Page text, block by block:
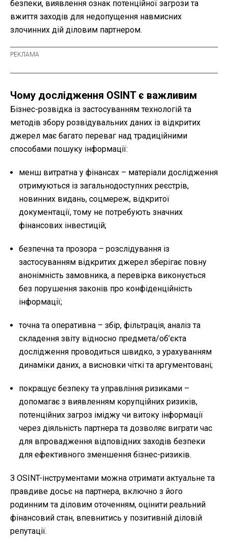
безпеки, виявлення ознак потенційної загрози та
вжиття заходів для недопущення навмисних
злочинних дій діловим партнером.
Чому дослідження OSINT є важливим
Бізнес-розвідка із застосуванням технологій та
методів збору розвідувальних даних із відкритих
джерел має багато переваг над традиційними
способами пошуку інформації:
менш витратна у фінансах – матеріали дослідження
отримуються із загальнодоступних реєстрів,
новинних видань, соцмереж, відкритої
документації, тому не потребують значних
фінансових інвестицій;
безпечна та прозора – розслідування із
застосуванням відкритих джерел зберігає повну
анонімність замовника, а перевірка виконується
без порушення законів про конфіденційність
інформації;
точна та оперативна – збір, фільтрація, аналіз та
складення звіту відносно предмета/об’єкта
дослідження проводиться швидко, з урахуванням
динаміки даних, а висновки чіткі та аргументовані;
покращує безпеку та управління ризиками –
допомагає з виявленням корупційних ризиків,
потенційних загроз іміджу чи витоку інформації
через діяльність партнера та дозволяє виграти час
для впровадження відповідних заходів безпеки
для ефективного зменшення бізнес-ризиків.
З OSINT-інструментами можна отримати актуальне та
правдиве досьє на партнера, включно з його
родинним та діловим оточенням, оцінити реальний
фінансовий стан, впевнитись у позитивній діловій
репутації.